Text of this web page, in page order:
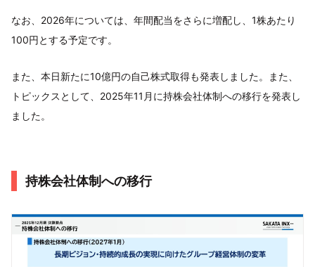
なお、2026年については、年間配当をさらに増配し、1株あたり
100円とする予定です。
また、本日新たに10億円の自己株式取得も発表しました。また、
トピックスとして、2025年11月に持株会社体制への移行を発表し
ました。
持株会社体制への移行